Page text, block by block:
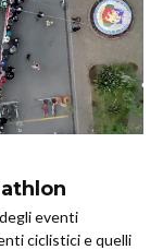
eventi
ciclistici e quelli